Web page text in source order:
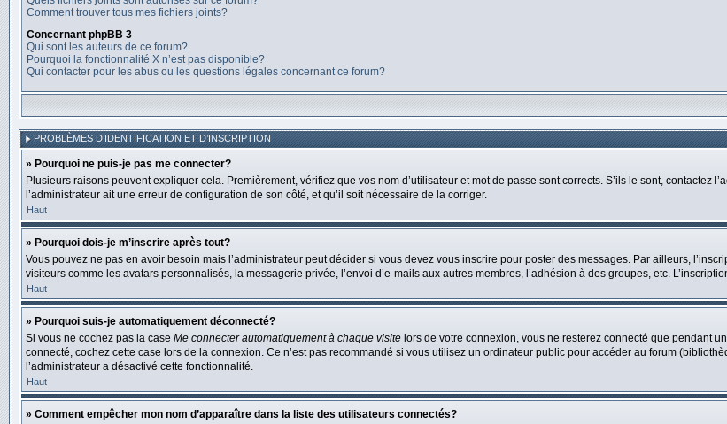
Comment trouver tous mes fichiers joints?
Concernant phpBB 3
Qui sont les auteurs de ce forum?
Pourquoi la fonctionnalité X n’est pas disponible?
Qui contacter pour les abus ou les questions légales concernant ce forum?
PROBLÈMES D’IDENTIFICATION ET D’INSCRIPTION
» Pourquoi ne puis-je pas me connecter?
Plusieurs raisons peuvent expliquer cela. Premièrement, vérifiez que vos nom d’utilisateur et mot de passe sont corrects. S’ils le sont, contactez
l’administrateur ait une erreur de configuration de son côté, et qu’il soit nécessaire de la corriger.
Haut
» Pourquoi dois-je m’inscrire après tout?
Vous pouvez ne pas en avoir besoin mais l’administrateur peut décider si vous devez vous inscrire pour poster des messages. Par ailleurs,
visiteurs comme les avatars personnalisés, la messagerie privée, l’envoi d’e-mails aux autres membres, l’adhésion à des groupes, etc.
Haut
» Pourquoi suis-je automatiquement déconnecté?
Si vous ne cochez pas la case Me connecter automatiquement à chaque visite lors de votre connexion, vous ne resterez connecté que pendant
connecté, cochez cette case lors de la connexion. Ce n’est pas recommandé si vous utilisez un ordinateur public pour accéder au forum
l’administrateur a désactivé cette fonctionnalité.
Haut
» Comment empêcher mon nom d’apparaître dans la liste des utilisateurs connectés?